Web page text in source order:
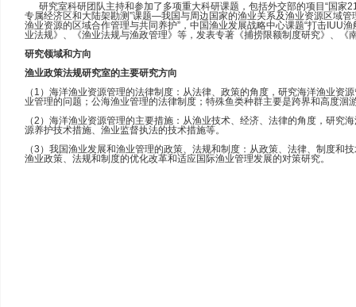
研究室科研团队主持和参加了多项重大科研课题，包括外交部的项目“国家
专属经济区和大陆架勘测”课题—我国与周边国家的渔业关系及渔业资源区域管
渔业资源的区域合作管理与共同养护”，中国渔业发展战略中心课题“打击IUU
业法规》、《渔业法规与渔政管理》等，发表专著《捕捞限额制度研究》、《
研究领域和方向
渔业政策法规研究室的主要研究方向
（1）海洋渔业资源管理的法律制度：从法律、政策的角度，研究海洋渔业
业管理的问题；公海渔业管理的法律制度；特殊鱼类种群主要是跨界和高度
（2）海洋渔业资源管理的主要措施：从渔业技术、经济、法律的角度，研
源养护技术措施、渔业监督执法的技术措施等。
（3）我国渔业发展和渔业管理的政策、法规和制度：从政策、法律、制度
渔业政策、法规和制度的优化改革和适应国际渔业管理发展的对策研究。